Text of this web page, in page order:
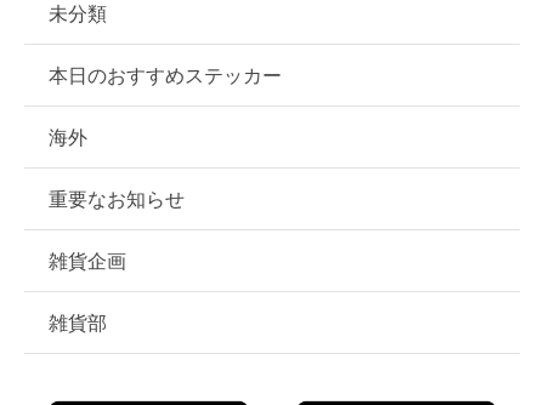
未分類
本日のおすすめステッカー
海外
重要なお知らせ
雑貨企画
雑貨部